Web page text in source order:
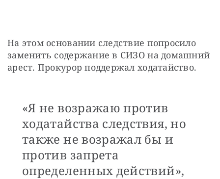
На этом основании следствие попросило
заменить содержание в СИЗО на домашний
арест. Прокурор поддержал ходатайство.
«Я не возражаю против
ходатайства следствия, но
также не возражал бы и
против запрета
определенных действий»,